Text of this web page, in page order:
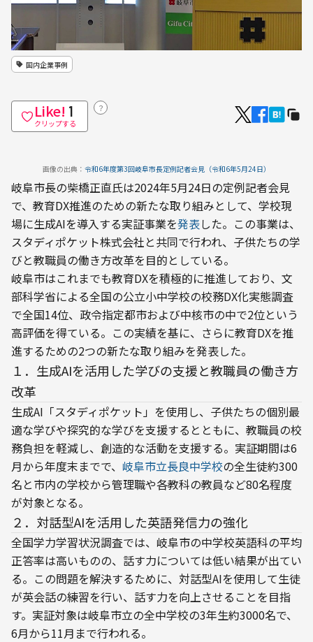
国内企業事例
Like! 1
クリップする
？
画像の出典： 令和6年度第3回岐阜市長定例記者会見（令和6年5月24日）
岐阜市長の柴橋正直氏は2024年5月24日の定例記者会見
で、教育DX推進のための新たな取り組みとして、学校現
場に生成AIを導入する実証事業を発表した。この事業は、
スタディポケット株式会社と共同で行われ、子供たちの学
びと教職員の働き方改革を目的としている。
岐阜市はこれまでも教育DXを積極的に推進しており、文
部科学省による全国の公立小中学校の校務DX化実態調査
で全国14位、政令指定都市および中核市の中で2位という
高評価を得ている。この実績を基に、さらに教育DXを推
進するための2つの新たな取り組みを発表した。
１．生成AIを活用した学びの支援と教職員の働き方
改革
生成AI「スタディポケット」を使用し、子供たちの個別最
適な学びや探究的な学びを支援するとともに、教職員の校
務負担を軽減し、創造的な活動を支援する。実証期間は6
月から年度末までで、 岐阜市立長良中学校の全生徒約300
名と市内の学校から管理職や各教科の教員など80名程度
が対象となる。
２．対話型AIを活用した英語発信力の強化
全国学力学習状況調査では、岐阜市の中学校英語科の平均
正答率は高いものの、話す力については低い結果が出てい
る。この問題を解決するために、対話型AIを使用して生徒
が英会話の練習を行い、話す力を向上させることを目指
す。実証対象は岐阜市立の全中学校の3年生約3000名で、
6月から11月まで行われる。